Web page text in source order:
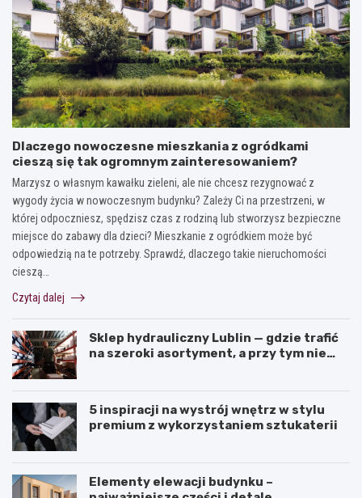
Dlaczego nowoczesne mieszkania z ogródkami
cieszą się tak ogromnym zainteresowaniem?
Marzysz o własnym kawałku zieleni, ale nie chcesz rezygnować z
wygody życia w nowoczesnym budynku? Zależy Ci na przestrzeni, w
której odpoczniesz, spędzisz czas z rodziną lub stworzysz bezpieczne
miejsce do zabawy dla dzieci? Mieszkanie z ogródkiem może być
odpowiedzią na te potrzeby. Sprawdź, dlaczego takie nieruchomości
cieszą…
Czytaj dalej
Sklep hydrauliczny Lublin — gdzie trafić
na szeroki asortyment, a przy tym nie
5 inspiracji na wystrój wnętrz w stylu
premium z wykorzystaniem sztukaterii
Elementy elewacji budynku –